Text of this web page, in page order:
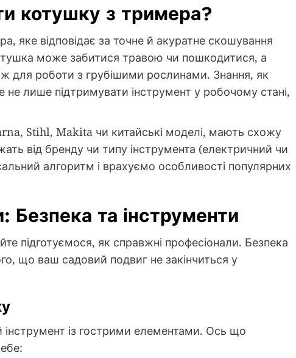
котушку з тримера?
яке відповідає за точне й акуратне скошування
може забитися травою чи пошкодитися, а
для роботи з грубішими рослинами. Знання, як
лише підтримувати інструмент у робочому стані,
Stihl, Makita чи китайські моделі, мають схожу
від бренду чи типу інструмента (електричний чи
алгоритм і врахуємо особливості популярних
Безпека та інструменти
підготуємося, як справжні професіонали. Безпека
що ваш садовий подвиг не закінчиться у
із гострими елементами. Ось що